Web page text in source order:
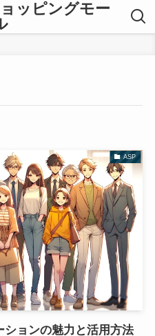
ッピングモー
ASP
ョンの魅力と活用方法